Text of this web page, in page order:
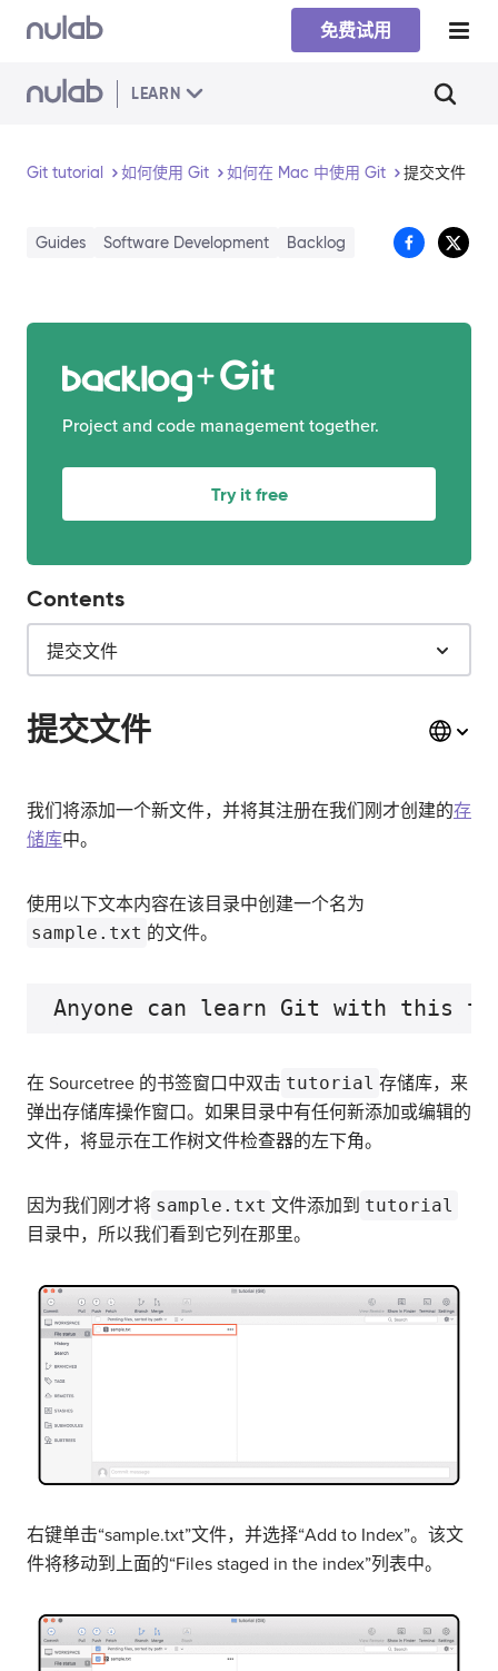
Skip to main content
免费试用
LEARN
Git tutorial 如何使用 Git 如何在 Mac 中使用 Git 提交文件
Guides Software Development Backlog
Git
Project and code management together.
Try it free
提交文件
我们将添加一个新文件，并将其注册在我们刚才创建的存
储库中。
使用以下文本内容在该目录中创建一个名为
sample.txt 的文件。
在 Sourcetree 的书签窗口中双击 tutorial 存储库，来
弹出存储库操作窗口。如果目录中有任何新添加或编辑的
文件，将显示在工作树文件检查器的左下角。
因为我们刚才将 sample.txt 文件添加到 tutorial
目录中，所以我们看到它列在那里。
右键单击“sample.txt”文件，并选择“Add to Index”。该文
件将移动到上面的“Files staged in the index”列表中。
Contents
提交文件